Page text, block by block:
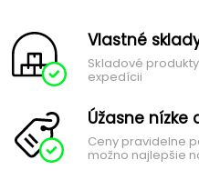
Vlastné
Skladové
expedícii
Úžasne nízke
Ceny pravidelne
možno najlepšie